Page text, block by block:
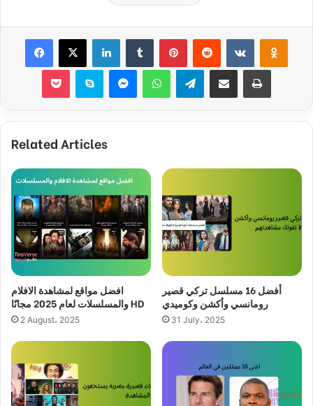
Facebook
X LinkedInTumblr PinterestReddit VKontakte
Pocket Skype MessengerWhatsAppTelegramShare via Email Print
Related Articles
افضل مواقع لمشاهدة الافلام
والمسلسلات لعام 2025 مجانًا HD
2 August، 2025
أفضل 16 مسلسل تركي قصير
رومانسي وأكشن وكوميدي
31 July، 2025